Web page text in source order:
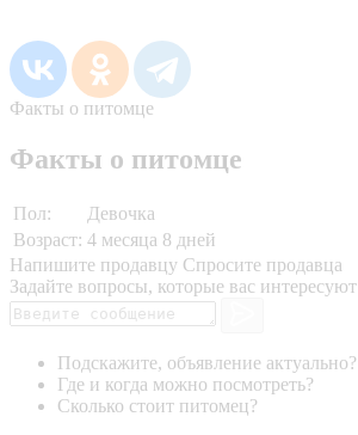
Факты о питомце
Факты о питомце
Пол:
Девочка
Возраст: 4 месяца 8 дней
Напишите продавцу Спросите продавца
Задайте вопросы, которые вас интересуют
Подскажите, объявление актуально?
Где и когда можно посмотреть?
Сколько стоит питомец?